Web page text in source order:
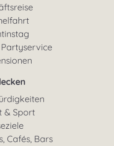
& Sport
Cafés, Bars